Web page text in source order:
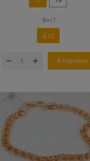
Вес1
3,12
В корзину